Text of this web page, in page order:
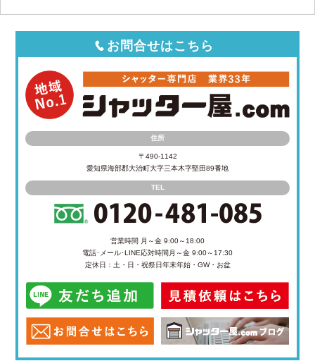
お問合せはこちら
住所
〒490-1142
愛知県海部郡大治町大字三本木字堅田89番地
TEL
営業時間 月～金 9:00～18:00
電話･メール･LINE応対時間 月～金 9:00～17:30
定休日：土・日・祝祭日年末年始・GW・お盆